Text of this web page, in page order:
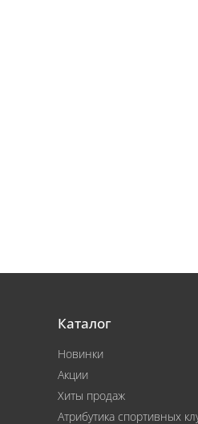
Каталог
Новинки
Акции
Хиты продаж
Атрибутика спортивных